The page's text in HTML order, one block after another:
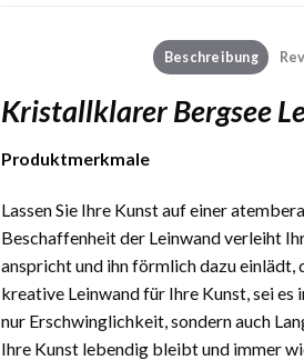
Beschreibung
Kristallklarer Bergsee
Produktmerkmale
Lassen Sie Ihre Kunst auf einer
Beschaffenheit der Leinwand verleiht
anspricht und ihn förmlich dazu einlädt,
kreative Leinwand für Ihre Kunst, sei
nur Erschwinglichkeit, sondern auch
Ihre Kunst lebendig bleibt und immer